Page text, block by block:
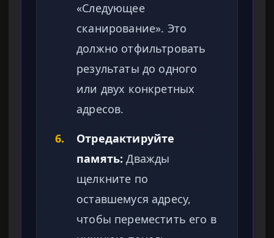
«Следующее
сканирование». Это
должно отфильтровать
результаты до одного
или двух конкретных
адресов.
6.
Отредактируйте
память: Дважды
щелкните по
оставшемуся адресу,
чтобы переместить его в